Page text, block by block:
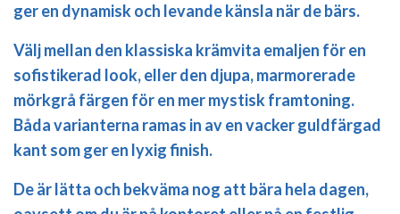
ger en dynamisk och levande känsla när de bärs.
Välj mellan den klassiska krämvita emaljen för en
sofistikerad look, eller den djupa, marmorerade
mörkgrå färgen för en mer mystisk framtoning.
Båda varianterna ramas in av en vacker guldfärgad
kant som ger en lyxig finish.
De är lätta och bekväma nog att bära hela dagen,